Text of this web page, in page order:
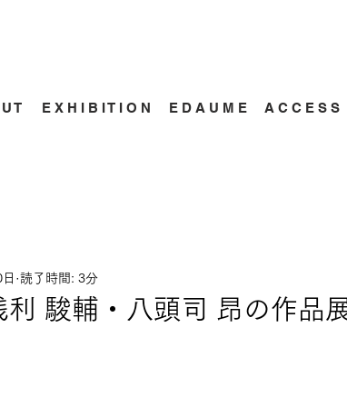
T E X H I B I T I O N E D A U M E A C C E S S
駿輔・八頭司 昂の作品
読了時間: 3分